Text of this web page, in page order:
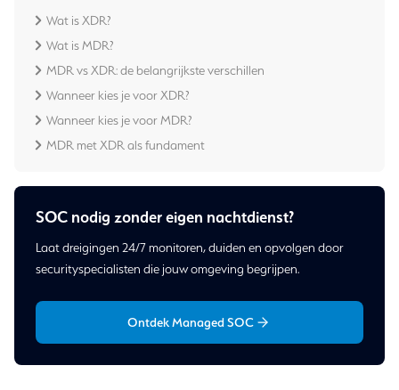
Wat is XDR?
Wat is MDR?
MDR vs XDR: de belangrijkste verschillen
Wanneer kies je voor XDR?
Wanneer kies je voor MDR?
MDR met XDR als fundament
SOC nodig zonder eigen nachtdienst?
Laat dreigingen 24/7 monitoren, duiden en opvolgen door
securityspecialisten die jouw omgeving begrijpen.
Ontdek Managed SOC